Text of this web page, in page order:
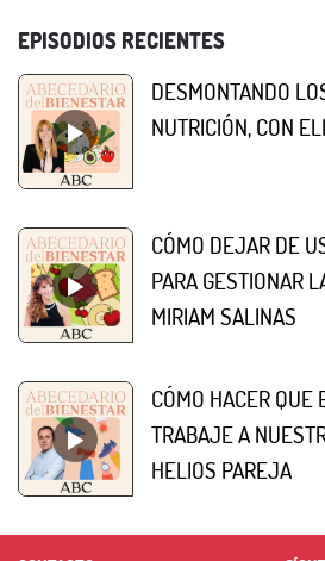
EPISODIOS RECIENTES
DESMONTANDO
NUTRICIÓN, CON
CÓMO DEJAR DE
PARA GESTIONAR
MIRIAM SALINAS
CÓMO HACER QUE
TRABAJE A
HELIOS PAREJA